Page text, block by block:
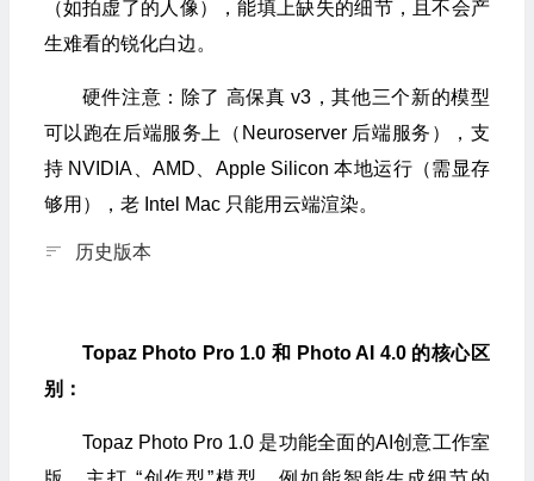
（如拍虚了的人像），能填上缺失的细节，且不会产
生难看的锐化白边。
硬件注意：除了 高保真 v3，其他三个新的模型
可以跑在后端服务上（Neuroserver 后端服务），支
持 NVIDIA、AMD、Apple Silicon 本地运行（需显存
够用），老 Intel Mac 只能用云端渲染。
历史版本
Topaz Photo Pro 1.0 和 Photo AI 4.0 的核心区
别：
Topaz Photo Pro 1.0 是功能全面的AI创意工作室